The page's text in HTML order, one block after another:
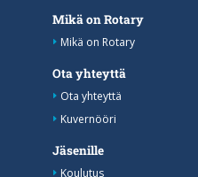
Mikä on Rotary
Mikä on Rotary
Ota yhteyttä
Ota yhteyttä
Kuvernööri
Jäsenille
Koulutus